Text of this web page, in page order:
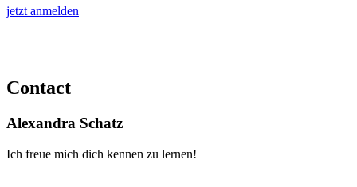
jetzt anmelden
Contact
Alexandra Schatz
Ich freue mich dich kennen zu lernen!